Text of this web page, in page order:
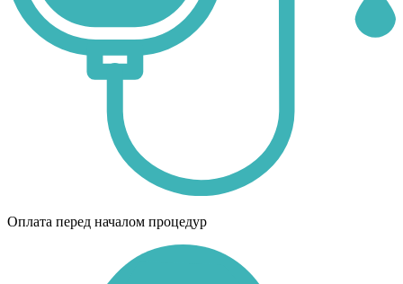
Оплата перед началом процедур